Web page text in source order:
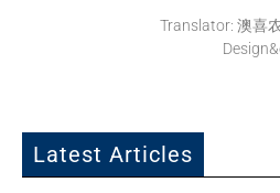
Translator: 澳喜
Latest Articles